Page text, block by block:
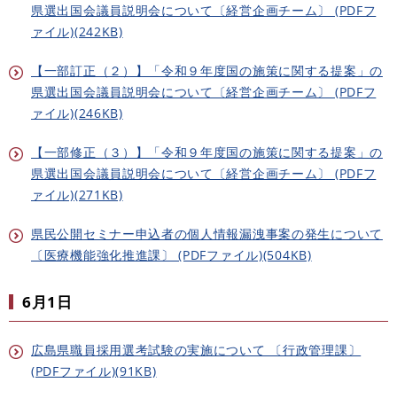
県選出国会議員説明会について〔経営企画チーム〕 (PDFフ
ァイル)(242KB)
【一部訂正（２）】「令和９年度国の施策に関する提案」の
県選出国会議員説明会について〔経営企画チーム〕 (PDFフ
ァイル)(246KB)
【一部修正（３）】「令和９年度国の施策に関する提案」の
県選出国会議員説明会について〔経営企画チーム〕 (PDFフ
ァイル)(271KB)
県民公開セミナー申込者の個人情報漏洩事案の発生について
〔医療機能強化推進課〕 (PDFファイル)(504KB)
6月1日​
広島県職員採用選考試験の実施について 〔行政管理課〕
(PDFファイル)(91KB)